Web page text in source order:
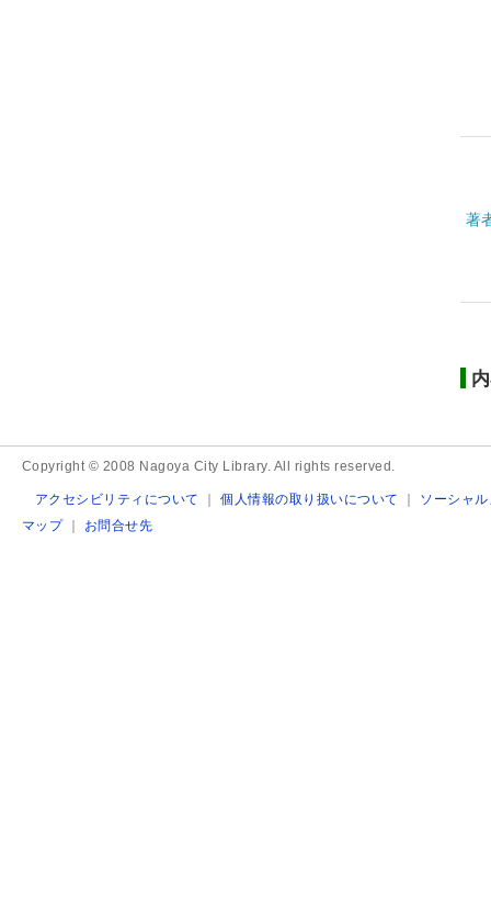
著
Copyright © 2008 Nagoya City Library. All rights reserved.
アクセシビリティについて ｜個人情報の取り扱いについて ｜ ソーシャ
マップ｜ お問合せ先